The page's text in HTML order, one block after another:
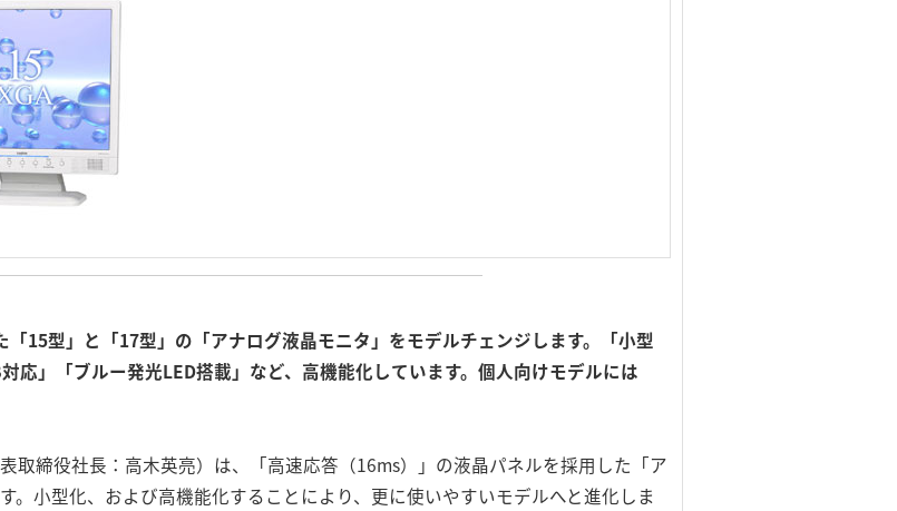
「15型」と「17型」の「アナログ液晶モニタ」をモデルチェンジします。「小型
応」「ブルー発光LED搭載」など、高機能化しています。個人向けモデルには
締役社長：高木英亮）は、「高速応答（16ms）」の液晶パネルを採用した「ア
。小型化、および高機能化することにより、更に使いやすいモデルへと進化しま